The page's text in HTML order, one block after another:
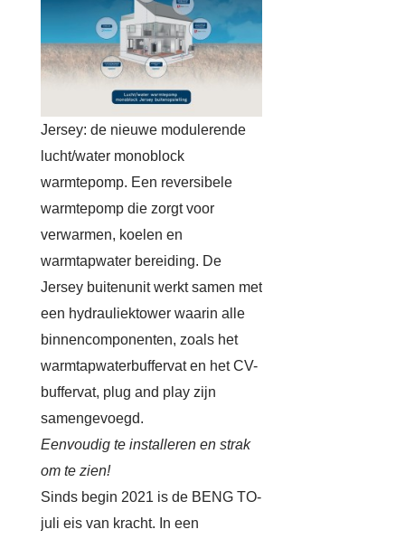
Jersey: de nieuwe modulerende
lucht/water monoblock
warmtepomp. Een reversibele
warmtepomp die zorgt voor
verwarmen, koelen en
warmtapwater bereiding. De
Jersey buitenunit werkt samen met
een hydrauliektower waarin alle
binnencomponenten, zoals het
warmtapwaterbuffervat en het CV-
buffervat, plug and play zijn
samengevoegd.
Eenvoudig te installeren en strak
om te zien!
Sinds begin 2021 is de BENG TO-
juli eis van kracht. In een